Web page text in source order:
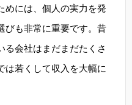
めには、個人の実力を発
びも非常に重要です。昔
る会社はまだまだたくさ
は若くして収入を大幅に